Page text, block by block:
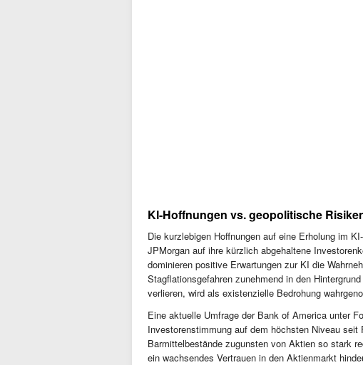
KI-Hoffnungen vs. geopolitische
Die kurzlebigen Hoffnungen auf eine Erholung im
JPMorgan auf ihre kürzlich abgehaltene
dominieren positive Erwartungen zur KI die
Stagflationsgefahren zunehmend in den
verlieren, wird als existenzielle Bedrohung
Eine aktuelle Umfrage der Bank of America unter
Investorenstimmung auf dem höchsten Niveau
Barmittelbestände zugunsten von Aktien so stark
ein wachsendes Vertrauen in den Aktienmarkt